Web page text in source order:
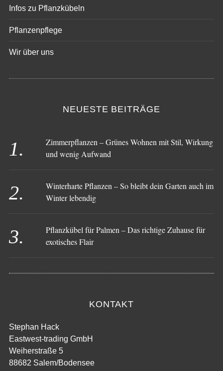
Infos zu Pflanzkübeln
Pflanzenpflege
Wir über uns
NEUESTE BEITRÄGE
Zimmerpflanzen – Grünes Wohnen mit Stil, Wirkung
und wenig Aufwand
Winterharte Pflanzen – So bleibt dein Garten auch im
Winter lebendig
Pflanzkübel für Palmen – Das richtige Zuhause für
exotisches Flair
KONTAKT
Stephan Hack
Eastwest-trading GmbH
Weiherstraße 5
88682 Salem/Bodensee